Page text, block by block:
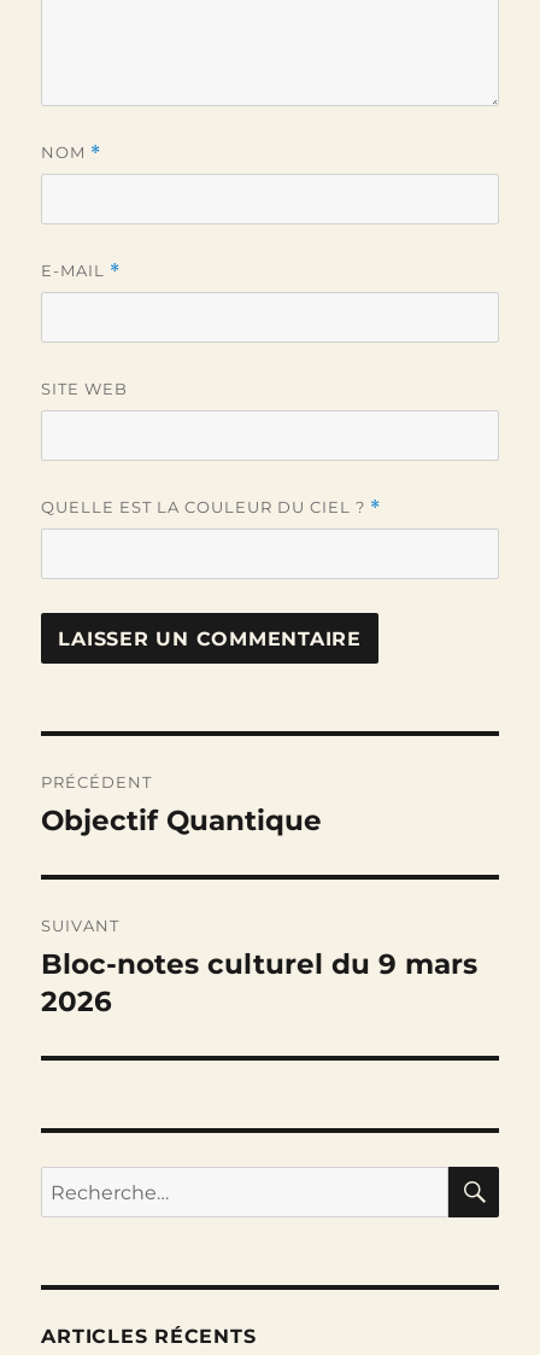
NOM *
E-MAIL *
SITE WEB
QUELLE EST LA COULEUR DU CIEL ? *
de
PRÉCÉDENT
Publication
Objectif Quantique
SUIVANT
Publication
suivante :
Bloc-notes culturel du 9 mars
2026
Recherche
pour :
ARTICLES RÉCENTS